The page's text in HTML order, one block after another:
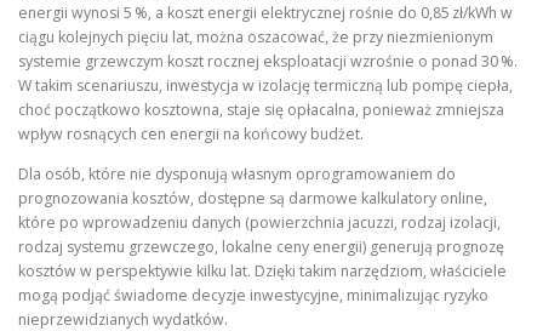
energii wynosi 5 %, a koszt energii elektrycznej rośnie do 0,85 zł/kWh w
ciągu kolejnych pięciu lat, można oszacować, że przy niezmienionym
systemie grzewczym koszt rocznej eksploatacji wzrośnie o ponad 30 %.
W takim scenariuszu, inwestycja w izolację termiczną lub pompę ciepła,
choć początkowo kosztowna, staje się opłacalna, ponieważ zmniejsza
wpływ rosnących cen energii na końcowy budżet.
Dla osób, które nie dysponują własnym oprogramowaniem do
prognozowania kosztów, dostępne są darmowe kalkulatory online,
które po wprowadzeniu danych (powierzchnia jacuzzi, rodzaj izolacji,
rodzaj systemu grzewczego, lokalne ceny energii) generują prognozę
kosztów w perspektywie kilku lat. Dzięki takim narzędziom, właściciele
mogą podjąć świadome decyzje inwestycyjne, minimalizując ryzyko
nieprzewidzianych wydatków.